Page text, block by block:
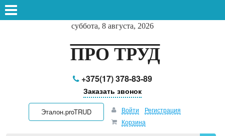
суббота, 8 августа, 2026
ПРО ТРУД
+375(17) 378-83-89
Заказать звонок
Эталон.proTRUD Войти
Регистрация
Корзина